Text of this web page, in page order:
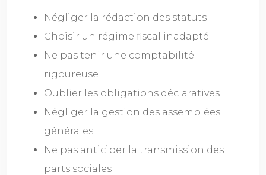
Négliger la rédaction des statuts
Choisir un régime fiscal inadapté
Ne pas tenir une comptabilité
rigoureuse
Oublier les obligations déclaratives
Négliger la gestion des assemblées
générales
Ne pas anticiper la transmission des
parts sociales